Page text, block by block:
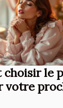
choisir le
votre